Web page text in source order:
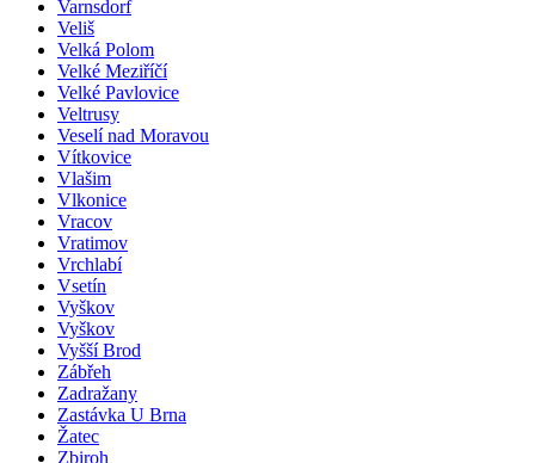
Varnsdorf
Veliš
Velká Polom
Velké Meziříčí
Velké Pavlovice
Veltrusy
Veselí nad Moravou
Vítkovice
Vlašim
Vlkonice
Vracov
Vratimov
Vrchlabí
Vsetín
Vyškov
Vyškov
Vyšší Brod
Zábřeh
Zadražany
Zastávka U Brna
Žatec
Zbiroh